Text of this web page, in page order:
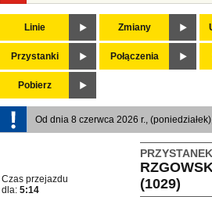
Linie Zmiany
Przystanki Połączenia
Pobierz
Od dnia 8 czerwca 2026 r.,
(1029)
Czas przejazdu
dla: 5:14